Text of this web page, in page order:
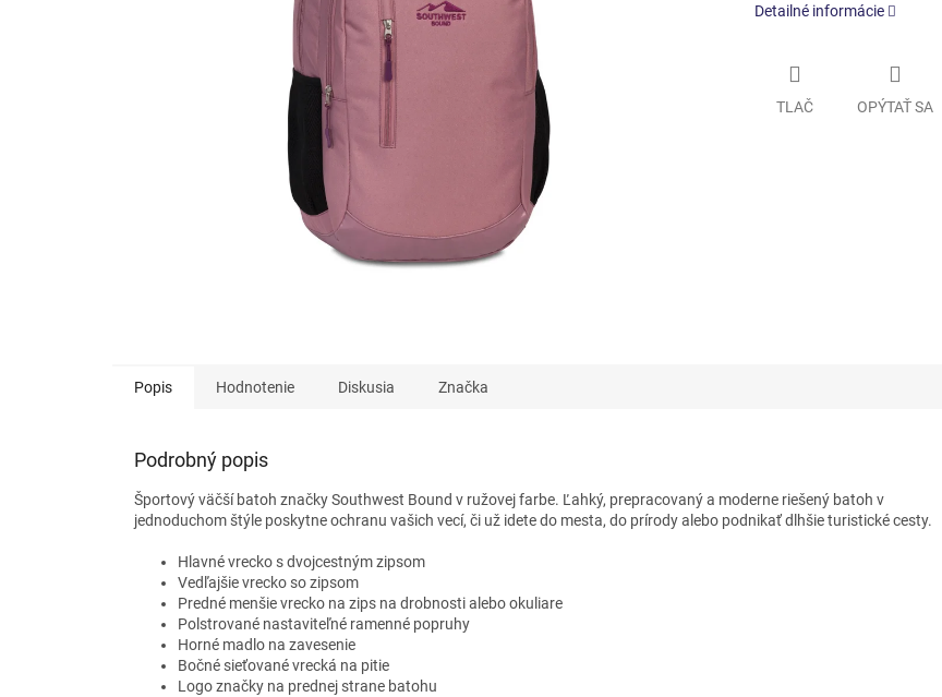
Detailné informácie
TLAČ OPÝTAŤ SA
Popis Hodnotenie Diskusia Značka
Podrobný popis
Športový väčší batoh značky Southwest Bound v ružovej farbe. Ľahký, prepracovaný a moderne riešený batoh v
jednoduchom štýle poskytne ochranu vašich vecí, či už idete do mesta, do prírody alebo podnikať dlhšie turistické cesty.
Hlavné vrecko s dvojcestným zipsom
Vedľajšie vrecko so zipsom
Predné menšie vrecko na zips na drobnosti alebo okuliare
Polstrované nastaviteľné ramenné popruhy
Horné madlo na zavesenie
Bočné sieťovanévrecká na pitie
Logo značky na prednej strane batohu